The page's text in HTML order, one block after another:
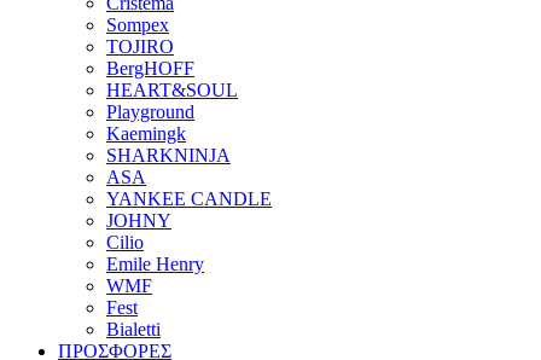
Sompex
TOJIRO
BergHOFF
HEART&SOUL
Playground
Kaemingk
SHARKNINJA
ASA
YANKEE CANDLE
JOHNY
Cilio
Emile Henry
WMF
Fest
Bialetti
ΠΡΟΣΦΟΡΕΣ